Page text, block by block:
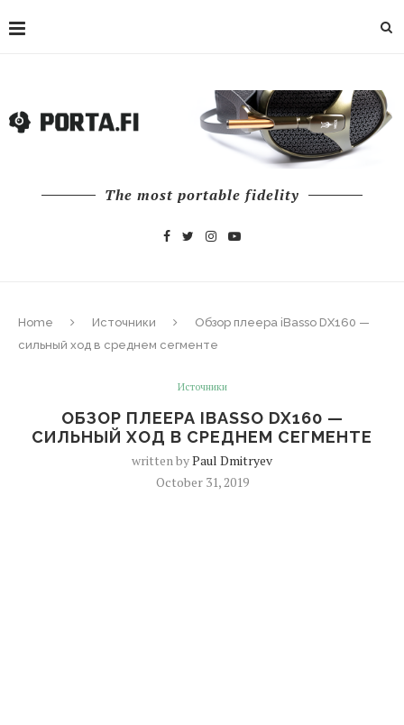
The most portable fidelity
Home Источники
Обзор плеера iBasso DX160 —
сильный ход в среднем сегменте
Источники
ОБЗОР ПЛЕЕРА IBASSO DX160 —
СИЛЬНЫЙ ХОД В СРЕДНЕМ СЕГМЕНТЕ
written byPaul Dmitryev
October 31, 2019